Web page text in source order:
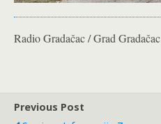
Radio Gradačac / Grad Gradačac
Previous Post